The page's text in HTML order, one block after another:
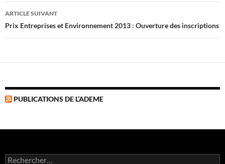
articles
ARTICLE SUIVANT
Prix Entreprises et Environnement 2013 : Ouverture des inscriptions
PUBLICATIONS DE L’ADEME
Rechercher :